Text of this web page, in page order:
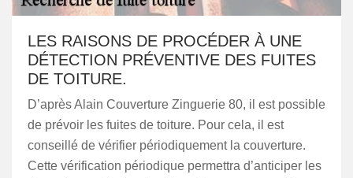
LES RAISONS DE PROCÉDER À UNE
DÉTECTION PRÉVENTIVE DES FUITES
DE TOITURE.
D’après Alain Couverture Zinguerie 80, il est possible
de prévoir les fuites de toiture. Pour cela, il est
conseillé de vérifier périodiquement la couverture.
Cette vérification périodique permettra d’anticiper les